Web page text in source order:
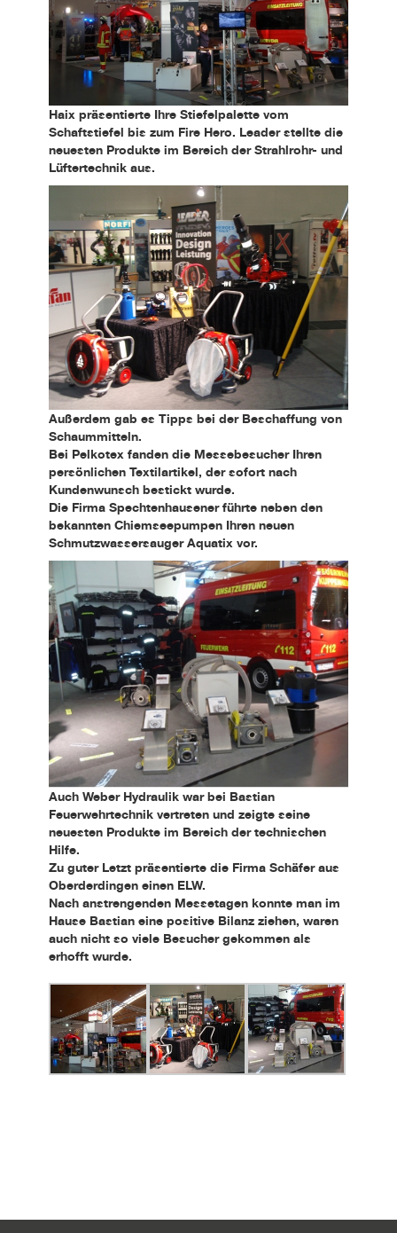
Haix präsentierte Ihre Stiefelpalette vom
Schaftstiefel bis zum Fire Hero. Leader stellte die
neuesten Produkte im Bereich der Strahlrohr- und
Lüftertechnik aus.
Außerdem gab es Tipps bei der Beschaffung von
Schaummitteln.
Bei Pelkotex fanden die Messebesucher Ihren
persönlichen Textilartikel, der sofort nach
Kundenwunsch bestickt wurde.
Die Firma Spechtenhausener führte neben den
bekannten Chiemseepumpen Ihren neuen
Schmutzwassersauger Aquatix vor.
Auch Weber Hydraulik war bei Bastian
Feuerwehrtechnik vertreten und zeigte seine
neuesten Produkte im Bereich der technischen
Hilfe.
Zu guter Letzt präsentierte die Firma Schäfer aus
Oberderdingen einen ELW.
Nach anstrengenden Messetagen konnte man im
Hause Bastian eine positive Bilanz ziehen, waren
auch nicht so viele Besucher gekommen als
erhofft wurde.